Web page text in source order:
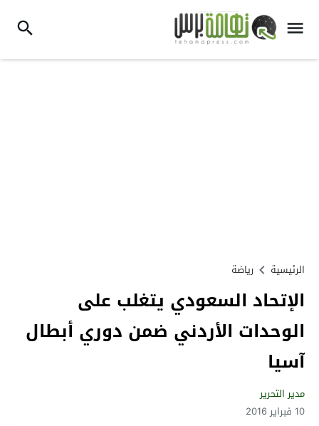
الرئيسية رياضة
الإتحاد السعودي يتغلب على
الوحدات الأردني ضمن دوري أبطال
آسيا
مدير التحرير
10 فبراير 2016